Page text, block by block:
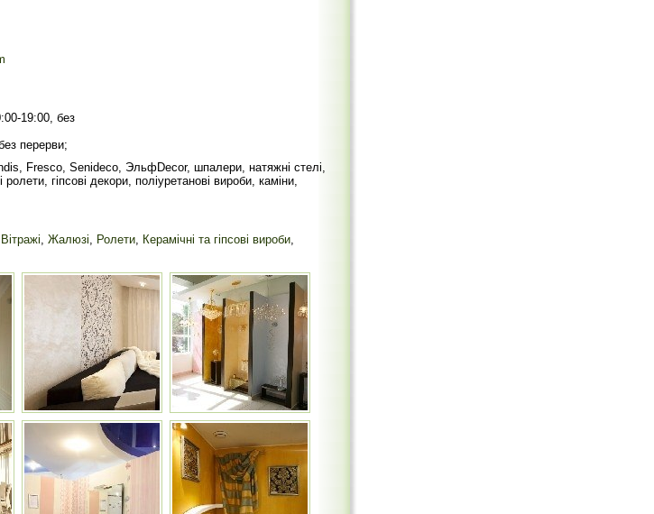
19:00, без
перерви;
Fresco, Senideco, ЭльфDecor, шпалери, натяжні стелі,
гіпсові декори, поліуретанові вироби, каміни,
Вітражі, Жалюзі, Ролети, Керамічні та гіпсові вироби,